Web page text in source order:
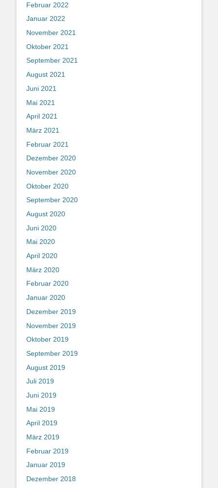
Februar 2022
Januar 2022
November 2021
Oktober 2021
September 2021
August 2021
Juni 2021
Mai 2021
April 2021
März 2021
Februar 2021
Dezember 2020
November 2020
Oktober 2020
September 2020
August 2020
Juni 2020
Mai 2020
April 2020
März 2020
Februar 2020
Januar 2020
Dezember 2019
November 2019
Oktober 2019
September 2019
August 2019
Juli 2019
Juni 2019
Mai 2019
April 2019
März 2019
Februar 2019
Januar 2019
Dezember 2018